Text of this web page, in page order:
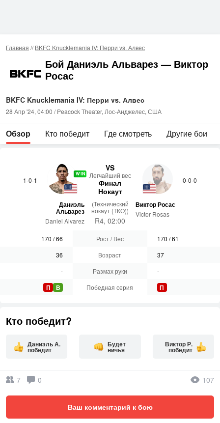
Главная //BKFC Knucklemania IV: Перри vs. Алвес
Бой Даниэль Альварез — Виктор
Росас
BKFC Knucklemania IV: Перри vs. Алвес
28 Апр '24, 04:00 / Peacock Theater, Лос-Анджелес, США
Обзор Кто победит Где смотреть Другие бои
1-0-1
WIN
Даниэль
Альварез
Daniel Alvarez
VS
Лег­чай­ший вес
Финал
Нокаут
(Технический
нокаут (ТКО))
R4, 02:00
0-0-0
Виктор Росас
Victor Rosas
170 /66
36
-
П В
Рост / Вес
Возраст
Размах руки
Победная серия
170 /61
37
-
П
Кто победит?
Даниэль А.
победит
Будет
ничья
Виктор Р.
победит
7 0 107
Ваш комментарий к бою